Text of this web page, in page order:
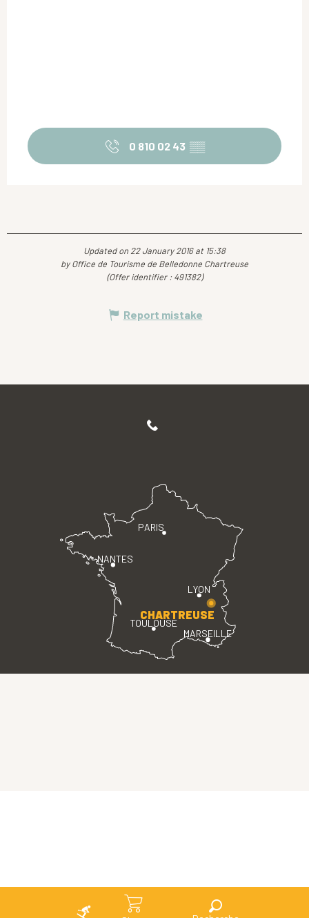
0 810 02 43 ▒▒
Updated on 22 January 2016 at 15:38
by Office de Tourisme de Belledonne Chartreuse
(Offer identifier : 491382)
Report mistake
PARIS
LYON
TOULOUSE
MARSEILLE
NANTES
CHARTREUSE